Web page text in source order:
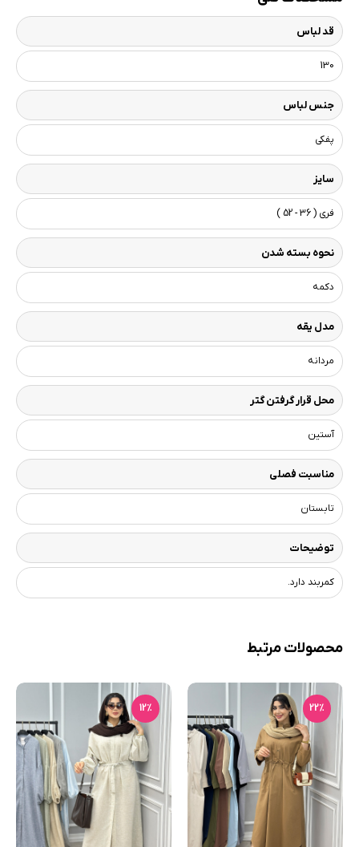
قد لباس
130
جنس لباس
پفکی
سایز
فری ( 36 - 52 )
نحوه بسته شدن
دکمه
مدل یقه
مردانه
محل قرار گرفتن گتر
آستین
مناسبت فصلی
تابستان
توضیحات
کمربند دارد.
محصولات مرتبط
22٪ 12٪